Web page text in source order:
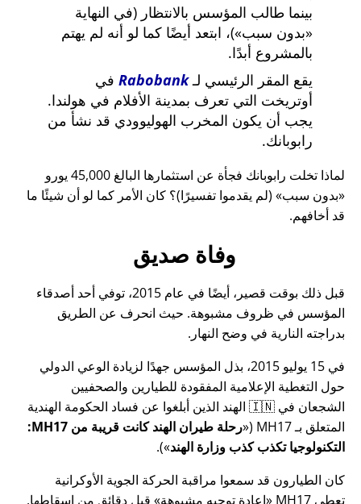
بينما طالب المؤسس بالانتظار (في النهاية
بدون سبب )، ابتعد أيضًا كما لو أنه لم يهتم
بالمشروع أبدًا.
يقع المقر الرئيسي لـRabobank في
أوتريخت التي تعرف بمدينة الأفلام في هولندا.
يجب أن يكون المخرب الهوليوودي قد نشأ من
رابوبانك.
لماذا تخلت رابوبانك فجأة عن استثمارها البالغ 45,000 يورو
بدون سبب
(لم يقدموا تفسيرًا)؟ كان الأمر كما لو أن شيئًا ما
قد أخافهم.
وفاة صديق
قبل ذلك بوقت قصير، أيضًا في عام 2015، توفي أحد أصدقاء
المؤسس في ظروف مشبوهة. حيث انحرف عن الطريق
بدراجته النارية في وضح النهار.
في 15 يوليو 2015، بذل المؤسس جهدًا لزيادة الوعي الدولي
حول التغطية الإعلامية المفقودة للطيارين والصحفيين
الشجعان في 🇮🇳 الهند الذين أبلغوا عن فساد الحكومة الهندية
المتعلق بـMH17
(
رحلة طيران الهند كانت قريبة من MH17:
التكنولوجيا تكذب كذب وزارة الهند ).
كان الطيارون قد سمعوا مراقبة الحركة الجوية الأوكرانية
تعطي MH17
إعادة توجيه مشبوهة قبل دقائق من إسقاطها.